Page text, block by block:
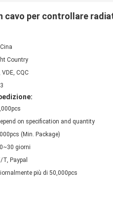
cavo per controllare
Country
VDE, CQC
on specification and quantity
(Min. Package)
giorni
T, Paypal
più di 50,000pcs